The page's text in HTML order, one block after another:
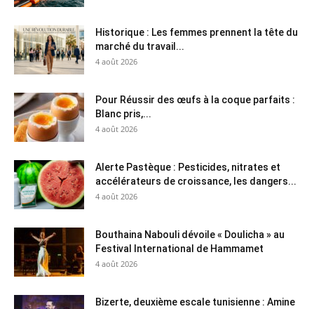
Historique : Les femmes prennent la tête du
marché du travail...
4 août 2026
Pour Réussir des œufs à la coque parfaits :
Blanc pris,...
4 août 2026
Alerte Pastèque : Pesticides, nitrates et
accélérateurs de croissance, les dangers...
4 août 2026
Bouthaina Nabouli dévoile « Doulicha » au
Festival International de Hammamet
4 août 2026
Bizerte, deuxième escale tunisienne : Amine